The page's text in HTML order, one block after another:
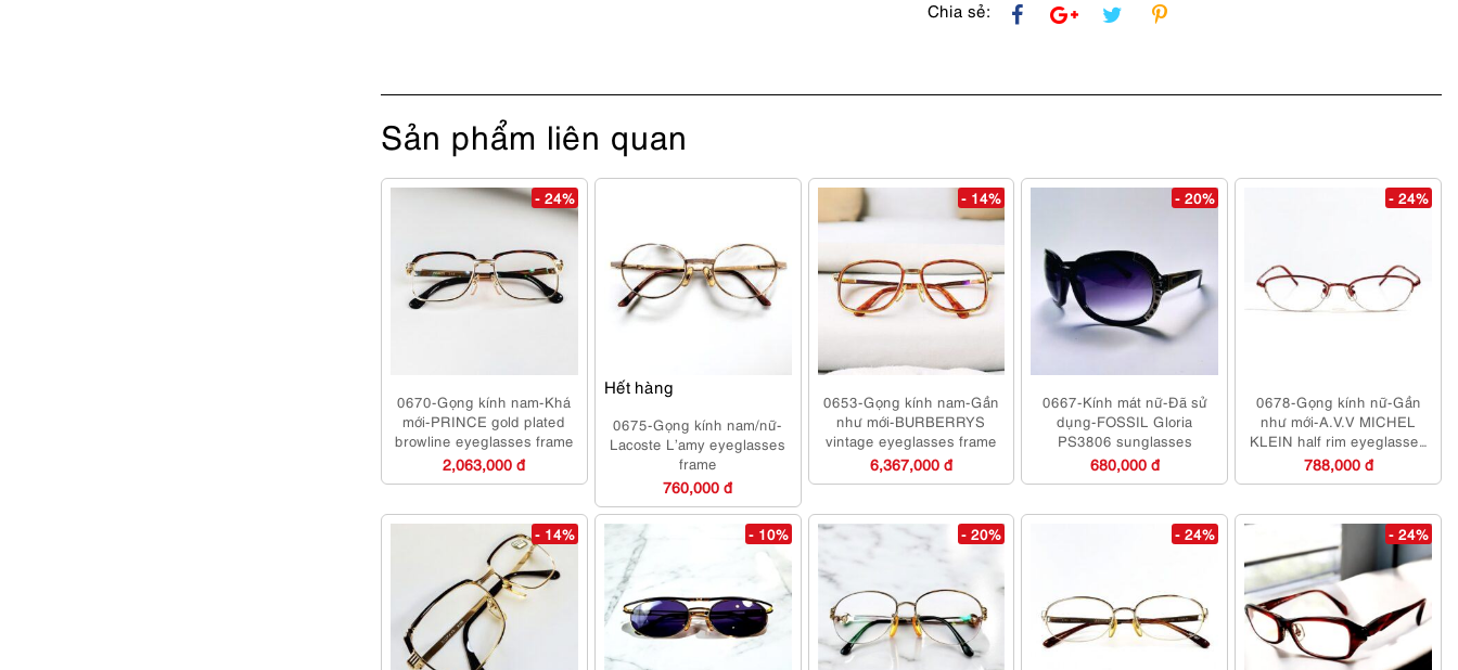
Chia sẻ:
Sản phẩm liên quan
- 24%
0670-Gọng kính nam-Khá
mới-PRINCE gold plated
browline eyeglasses frame
2,063,000 đ
Hết hàng
0675-Gọng kính nam/nữ-
Lacoste L’amy eyeglasses
frame
760,000 đ
- 14%
0653-Gọng kính nam-Gần
như mới-BURBERRYS
vintage eyeglasses frame
6,367,000 đ
- 20%
0667-Kính mát nữ-Đã sử
dụng-FOSSIL Gloria
PS3806 sunglasses
680,000 đ
- 24%
0678-Gọng kính nữ-Gần
như mới-A.V.V MICHEL
KLEIN half rim eyeglasses
frame
788,000 đ
- 14% - 10% - 20% - 24% - 24%